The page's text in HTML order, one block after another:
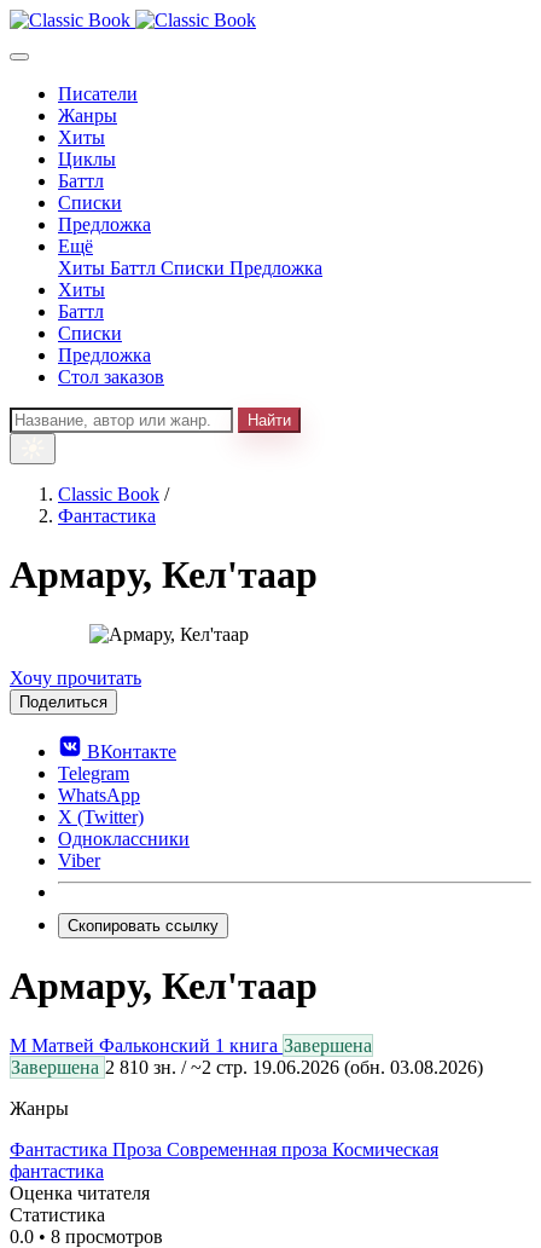
Писатели
Жанры
Хиты
Циклы
Баттл
Списки
Предложка
Ещё
Хиты Баттл Списки Предложка
Хиты
Баттл
Списки
Предложка
Стол заказов
Найти
Classic Book /
Фантастика
Армару, Кел'таар
Хочу прочитать
Поделиться
ВКонтакте
Telegram
WhatsApp
X (Twitter)
Одноклассники
Viber
Скопировать ссылку
Армару, Кел'таар
М Матвей Фальконский 1 книга Завершена
Завершена 2 810 зн. / ~2 стр. 19.06.2026 (обн. 03.08.2026)
Жанры
Фантастика Проза Современная проза Космическая
фантастика
Оценка читателя
Статистика
0.0 • 8 просмотров